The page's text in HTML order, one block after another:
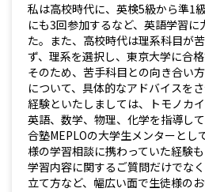
私は高校時代に、英検5級から準1
にも3回参加するなど、英語学習に
た。また、高校時代は理系科目が
ず、理系を選択し、東京大学に合
そのため、苦手科目との向き合い
について、具体的なアドバイスを
経験といたしましては、トモノカ
英語、数学、物理、化学を指導し
合塾MEPLOの大学生メンターとし
様の学習相談に携わっていた経験
学習内容に関するご質問だけでな
立て方など、幅広い面で生徒様の